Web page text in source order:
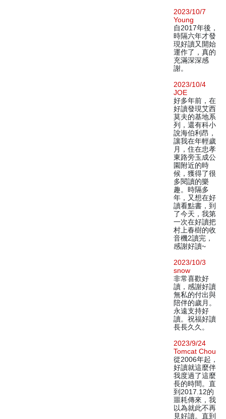
2023/10/7
Young
自2017年後，
時隔六年才發
現好讀又開始
運作了，真的
充滿深深感
謝。
2023/10/4
JOE
好多年前，在
好讀發現艾西
莫夫的基地系
列，還有科小
說海伯利昂，
讓我在年輕歲
月，住在忠孝
東路旁玉成公
園附近的時
候，獲得了很
多閱讀的樂
趣。時隔多
年，又想在好
讀看點書，到
了今天，我第
一次在好讀把
村上春樹的收
音機2讀完，
感謝好讀~
2023/10/3
snow
非常喜歡好
讀，感謝好讀
無私的付出與
陪伴的歲月。
永遠支持好
讀。祝福好讀
長長久久。
2023/9/24
Tomcat Chou
從2006年起，
好讀就這麼伴
我度過了這麼
長的時間。直
到2017.12的
噩耗傳來，我
以為就此不再
見好讀。直到